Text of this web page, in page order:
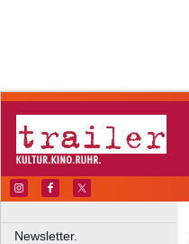
Newsletter.